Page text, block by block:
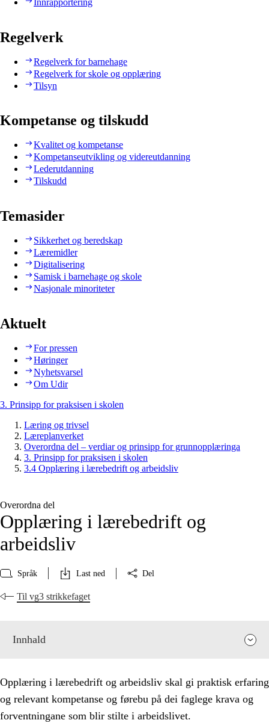
Regelverk
Regelverk for barnehage
Regelverk for skole og opplæring
Tilsyn
Kompetanse og tilskudd
Kvalitet og kompetanse
Kompetanseutvikling og videreutdanning
Lederutdanning
Tilskudd
Temasider
Sikkerhet og beredskap
Læremidler
Digitalisering
Samisk i barnehage og skole
Nasjonale minoriteter
Aktuelt
For pressen
Høringer
Nyhetsvarsel
Om Udir
3. Prinsipp for praksisen i skolen
Læring og trivsel
Læreplanverket
Overordna del – verdiar og prinsipp for grunnopplæringa
3. Prinsipp for praksisen i skolen
3.4 Opplæring i lærebedrift og arbeidsliv
Overordna del
Opplæring i lærebedrift og
arbeidsliv
Språk Last ned Del
Til vg3 strikkefaget
Innhald
Opplæring i lærebedrift og arbeidsliv skal gi praktisk erfaring
og relevant kompetanse og førebu på dei faglege krava og
forventningane som blir stilte i arbeidslivet.